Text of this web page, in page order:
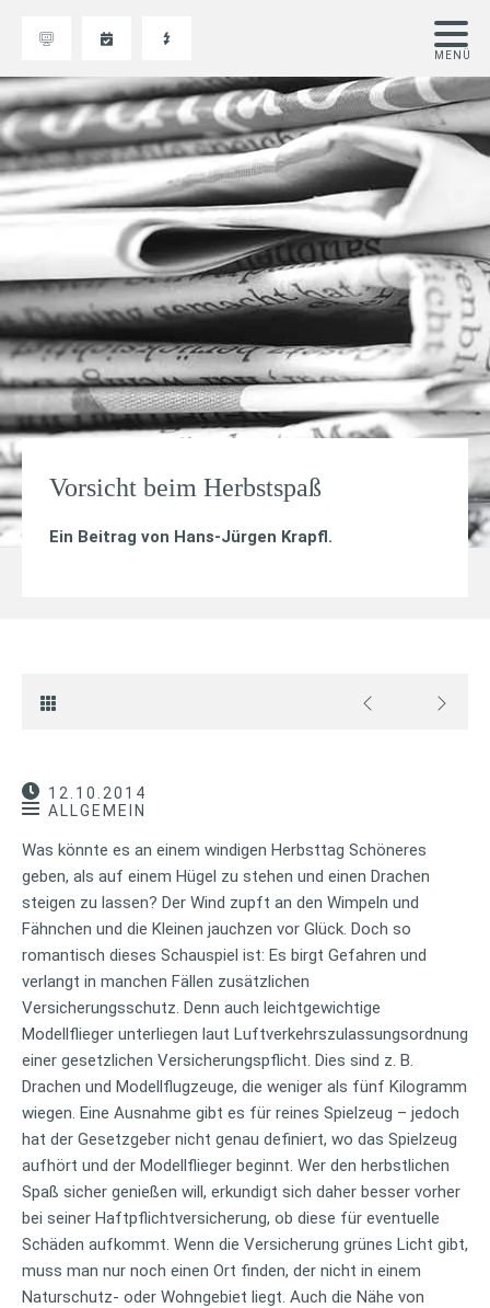
Vorsicht beim Herbstspaß
Ein Beitrag von Hans-Jürgen Krapfl.
12.10.2014
ALLGEMEIN
Was könnte es an einem windigen Herbsttag Schöneres
geben, als auf einem Hügel zu stehen und einen Drachen
steigen zu lassen? Der Wind zupft an den Wimpeln und
Fähnchen und die Kleinen jauchzen vor Glück. Doch so
romantisch dieses Schauspiel ist: Es birgt Gefahren und
verlangt in manchen Fällen zusätzlichen
Versicherungsschutz. Denn auch leichtgewichtige
Modellflieger unterliegen laut Luftverkehrszulassungsordnung
einer gesetzlichen Versicherungspflicht. Dies sind z. B.
Drachen und Modellflugzeuge, die weniger als fünf Kilogramm
wiegen. Eine Ausnahme gibt es für reines Spielzeug – jedoch
hat der Gesetzgeber nicht genau definiert, wo das Spielzeug
aufhört und der Modellflieger beginnt. Wer den herbstlichen
Spaß sicher genießen will, erkundigt sich daher besser vorher
bei seiner Haftpflichtversicherung, ob diese für eventuelle
Schäden aufkommt. Wenn die Versicherung grünes Licht gibt,
muss man nur noch einen Ort finden, der nicht in einem
Naturschutz- oder Wohngebiet liegt. Auch die Nähe von